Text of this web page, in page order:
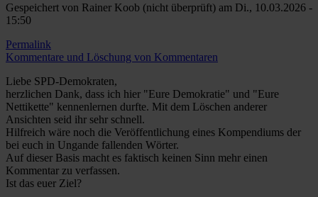
Gespeichert von Rainer Koob (nicht überprüft) am Di., 10.03.2026 -
15:50
Permalink
Kommentare und Löschung von Kommentaren
Liebe SPD-Demokraten,
herzlichen Dank, dass ich hier "Eure Demokratie" und "Eure
Nettikette" kennenlernen durfte. Mit dem Löschen anderer
Ansichten seid ihr sehr schnell.
Hilfreich wäre noch die Veröffentlichung eines Kompendiums der
bei euch in Ungande fallenden Wörter.
Auf dieser Basis macht es faktisch keinen Sinn mehr einen
Kommentar zu verfassen.
Ist das euer Ziel?